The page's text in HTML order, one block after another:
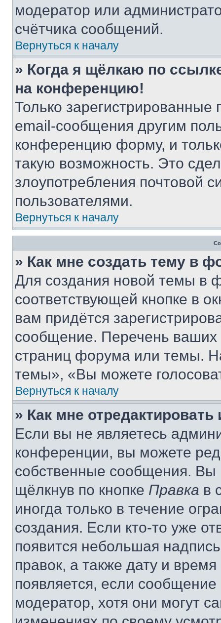
модератор или
счётчика сообщений.
Вернуться к началу
» Когда я щёлкаю по
на конференцию!
Только зарегистрированные
email-сообщения другим
конференцию форму, и
такую возможность. Это
злоупотребления почтовой
пользователями.
Вернуться к началу
» Как мне создать тему в
Для создания новой темы в
соответствующей кнопке в
вам придётся
сообщение. Перечень ваших
страниц форума или темы.
темы», «Вы можете
Вернуться к началу
» Как мне
Если вы не являетесь
конференции, вы можете
собственные сообщения. Вы
щёлкнув по кнопке Правка в
иногда только в течение
создания. Если кто-то уже
появится небольшая
правок, а также дату и
появляется, если
модератор, хотя они могут